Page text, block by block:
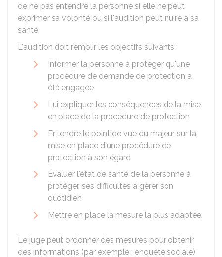
de ne pas entendre la personne si elle ne peut
exprimer sa volonté ou si l'audition peut nuire à sa
santé.
L'audition doit remplir les objectifs suivants :
Informer la personne à protéger qu'une
procédure de demande de protection a
été engagée
Lui expliquer les conséquences de la mise
en place de la procédure de protection
Entendre le point de vue du majeur sur la
mise en place d'une procédure de
protection à son égard
Évaluer l'état de santé de la personne à
protéger, ses difficultés à gérer son
quotidien
Mettre en place la mesure la plus adaptée.
Le juge peut ordonner des mesures pour obtenir
des informations (par exemple : enquête sociale)